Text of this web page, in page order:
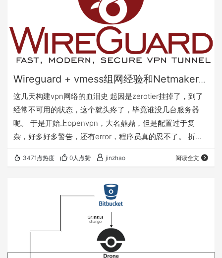
Wireguard + vmess组网经验和Netmaker弃
坑
这几天构建vpn网络的血泪史 起因是zerotier挂掉了，到了
经常不可用的状态，这个就头疼了，毕竟谁没几台服务器
呢。 于是开始上openvpn，大名鼎鼎，但是配置过于复
杂，好多好多警告，还有error，程序员真的忍不了。 折腾
设计理念所吸引，于是马上上马。 配置过程非常顺利，但是
想着应该有人解决这个问题，于是掉进netmaker这个惊天
大坑。 蛋疼的是netmaker名气还挺大，所以…
3471点热度 0人点赞 jinzhao 阅读全文